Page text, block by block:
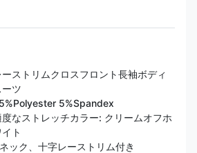
ーストリムクロスフロント長袖ボディ
ーツ
5%Spandex
度なストレッチカラー: クリームオフホ
ト
ック、十字レーストリム付き